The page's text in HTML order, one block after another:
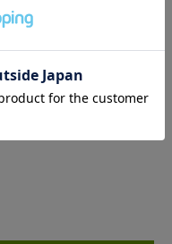
7個セット
40個セット